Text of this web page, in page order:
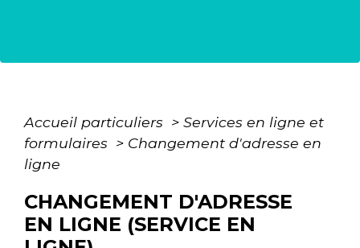
Accueil particuliers > Services en ligne et
formulaires > Changement d'adresse en
ligne
CHANGEMENT D'ADRESSE
EN LIGNE (SERVICE EN